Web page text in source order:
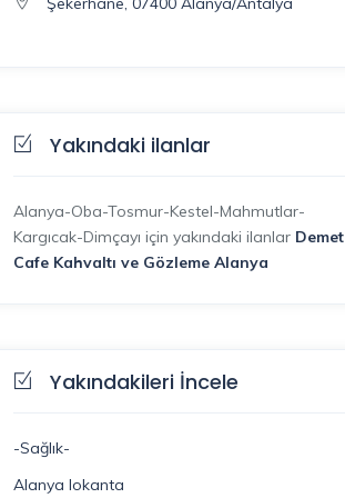
Yakındaki ilanlar
Alanya-Oba-Tosmur-Kestel-Mahmutlar-
Kargıcak-Dimçayı için yakındaki ilanlar Demet
Cafe Kahvaltı ve Gözleme Alanya
Yakındakileri İncele
-Sağlık-
Alanya lokanta